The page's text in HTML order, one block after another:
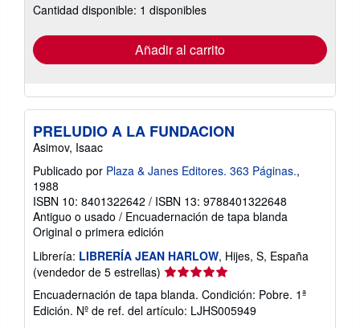
las
tarifas
envío
Cantidad disponible: 1 disponibles
Añadir al carrito
PRELUDIO A LA FUNDACION
Asimov, Isaac
Publicado por Plaza & Janes Editores. 363 Páginas.,
1988
ISBN 10: 8401322642 / ISBN 13: 9788401322648
Antiguo o usado / Encuadernación de tapa blanda
Original o primera edición
Librería: LIBRERÍA JEAN HARLOW, Hijes, S, España
(vendedor de 5 estrellas) Calificación
del
vendedor:
5
Encuadernación de tapa blanda. Condición: Pobre. 1ª
Edición. Nº de ref. del artículo: LJHS005949